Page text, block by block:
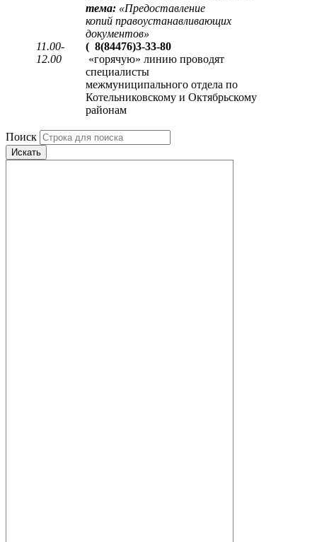
11.00-
12.00
тема: «Предоставление
копий правоустанавливающих
документов»
( 8(84476)3-33-80
«горячую» линию проводят
специалисты
межмуниципального отдела по
Котельниковскому и Октябрьскому
районам
Поиск
Искать